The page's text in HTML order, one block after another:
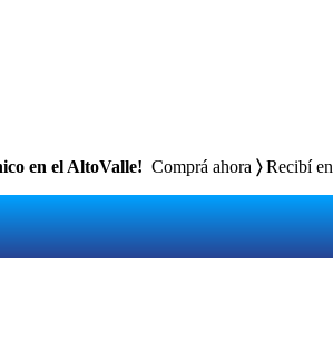
en el AltoValle! Comprá ahora 〉Recibí en